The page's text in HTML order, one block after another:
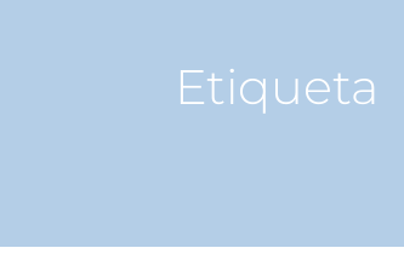
Etiqueta